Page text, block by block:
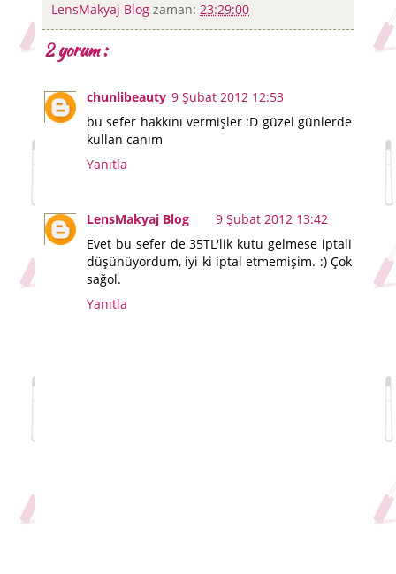
LensMakyaj Blog zaman: 23:29:00
2 yorum :
chunlibeauty 9 Şubat 2012 12:53
bu sefer hakkını vermişler :D güzel günlerde
kullan canım
Yanıtla
LensMakyaj Blog
9 Şubat 2012 13:42
Evet bu sefer de 35TL'lik kutu gelmese iptali
düşünüyordum, iyi ki iptal etmemişim. :) Çok
sağol.
Yanıtla